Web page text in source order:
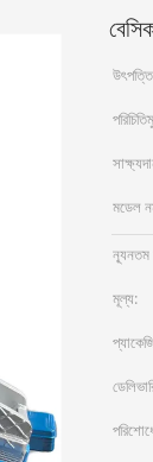
মডেল
ন্যূনতম
মূল্য: